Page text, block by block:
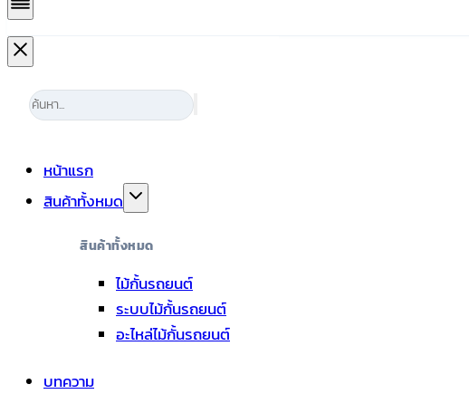
หน้าแรก
สินค้าทั้งหมด
สินค้าทั้งหมด
ไม้กั้นรถยนต์
ระบบไม้กั้นรถยนต์
อะไหล่ไม้กั้นรถยนต์
บทความ